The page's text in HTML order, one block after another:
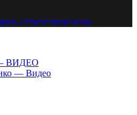
Ответственности.
ВИДЕО
— Видео